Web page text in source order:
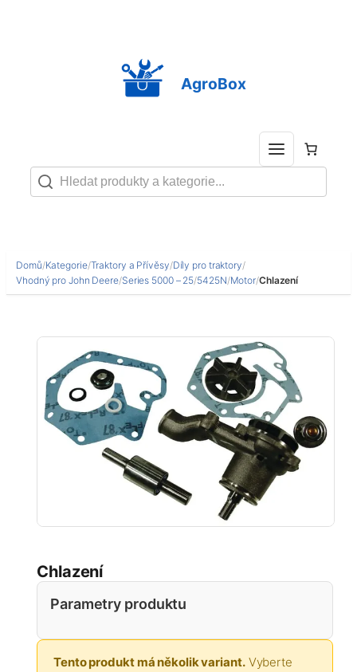
AgroBox
Domů/Kategorie/Traktory a Přívěsy/Díly pro traktory/
Vhodný pro John Deere/Series 5000 – 25/5425N/Motor/Chlazení
Chlazení
Parametry produktu
Tento produkt má několik variant.Vyberte